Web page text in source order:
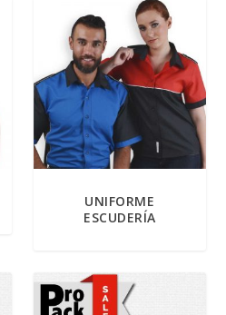
UNIFORME
ESCUDERÍA